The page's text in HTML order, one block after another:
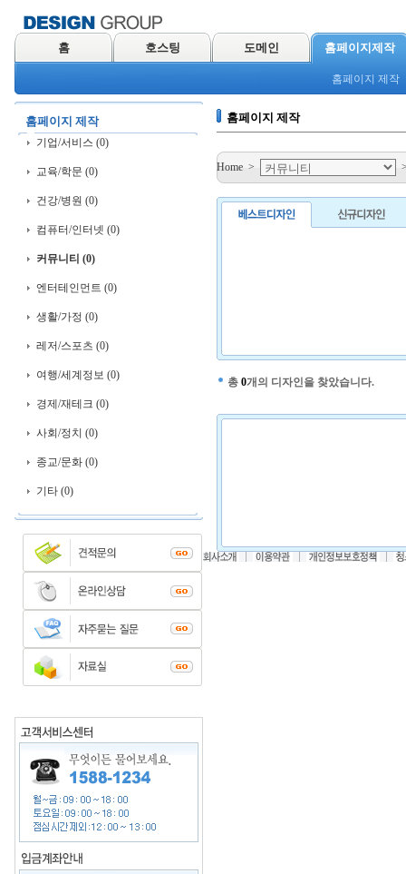
홈 호스팅 도메인 홈페이지제작
홈페이지 제작
홈페이지 제작
기업/서비스 (0)
교육/학문 (0)
건강/병원 (0)
컴퓨터/인터넷 (0)
커뮤니티 (0)
엔터테인먼트 (0)
생활/가정 (0)
레저/스포츠 (0)
여행/세계정보 (0)
경제/재테크 (0)
사회/정치 (0)
종교/문화 (0)
기타 (0)
홈페이지 제작
Home >
총 0개의 디자인을 찾았습니다.